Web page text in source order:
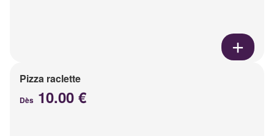
Pizza raclette
Dès 10.00 €